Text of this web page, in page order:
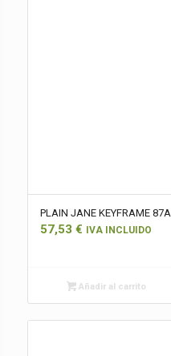
PLAIN JANE KEYFRAME 87A
57,53 € IVA INCLUIDO
Añadir al carrito